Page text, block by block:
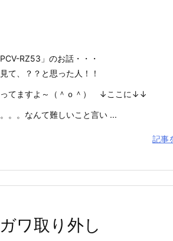
RZ53」のお話・・・
て、？？と思った人！！
ってますよ～（＾ｏ＾） ↓ここに↓↓
。。なんて難しいこと言い ...
記事
ワ取り外し